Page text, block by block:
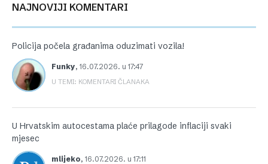
NAJNOVIJI KOMENTARI
Policija počela građanima oduzimati vozila!
Funky, 16.07.2026. u 17:47
U TEMI: KOMENTARI ČLANAKA
U Hrvatskim autocestama plaće prilagode inflaciji svaki
mjesec
mlijeko, 16.07.2026. u 17:11